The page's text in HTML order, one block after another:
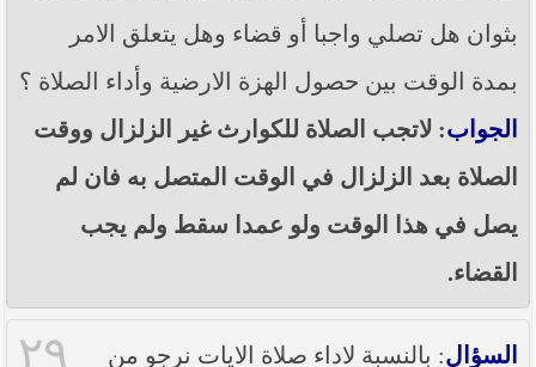
بثوان هل تصلي واجبا أو قضاء وهل يتعلق الامر
بمدة الوقت بين حصول الهزة الارضية وأداء الصلاة ؟
الجواب: لاتجب الصلاة للكوارث غير الزلزال ووقت
الصلاة بعد الزلزال في الوقت المتصل به فان لم
يصل في هذا الوقت ولو عمدا سقط ولم يجب
القضاء.
٢٩ السؤال: بالنسبة لاداء صلاة الايات نرجو من